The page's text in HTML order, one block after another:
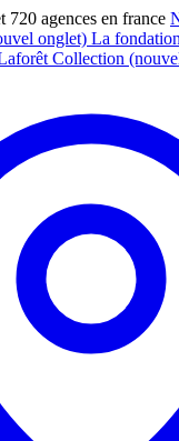
720 agences en france
onglet) La
Collection